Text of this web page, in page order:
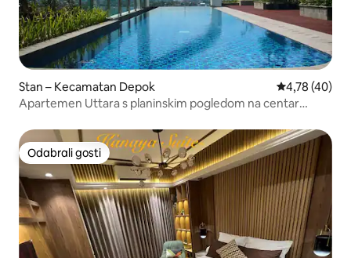
Stan – Kecamatan Depok Prosječna
4,78 (40)
Apartemen Uttara s planinskim pogledom na centar
Odabrali gosti
Odabrali gosti